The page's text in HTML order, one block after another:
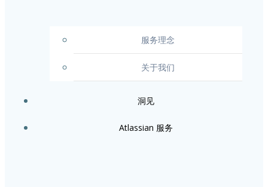
服务理念
关于我们
洞见
Atlassian 服务